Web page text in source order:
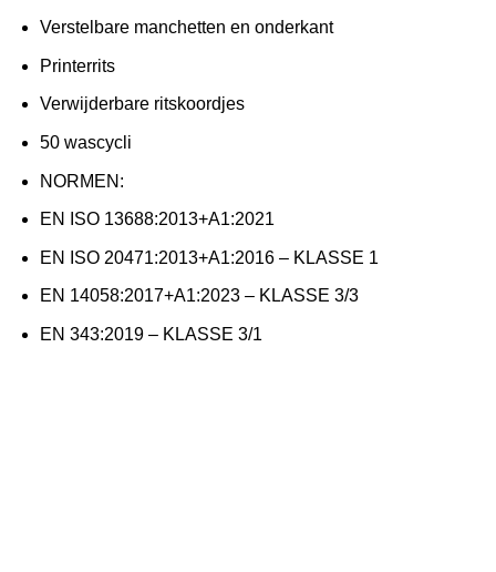
Verstelbare manchetten en onderkant
Printerrits
Verwijderbare ritskoordjes
50 wascycli
NORMEN:
EN ISO 13688:2013+A1:2021
EN ISO 20471:2013+A1:2016 – KLASSE 1
EN 14058:2017+A1:2023 – KLASSE 3/3
EN 343:2019 – KLASSE 3/1